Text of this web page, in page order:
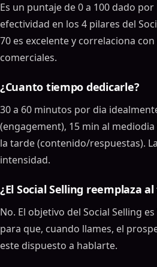
Es un puntaje de 0 a 100 dado
efectividad en los 4 pilares del
70 es excelente y correlaciona
comerciales.
¿Cuanto tiempo dedicarle?
30 a 60 minutos por dia
(engagement), 15 min al
la tarde (contenido/respuestas).
intensidad.
¿El Social Selling reemplaza
No. El objetivo del Social Selling
para que, cuando llames, el
este dispuesto a hablarte.